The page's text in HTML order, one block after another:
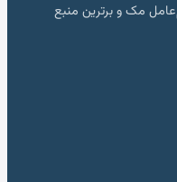
مک و برترین منبع